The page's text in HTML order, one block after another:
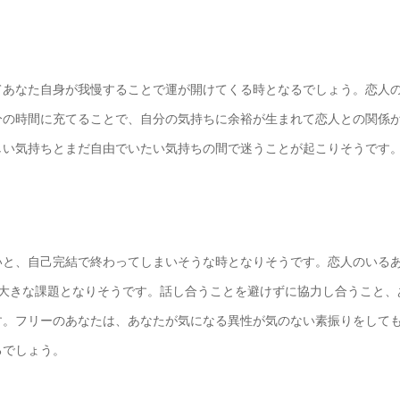
なた自身が我慢することで運が開けてくる時となるでしょう。恋人
時間に充てることで、自分の気持ちに余裕が生まれて恋人との関係
気持ちとまだ自由でいたい気持ちの間で迷うことが起こりそうです。
、自己完結で終わってしまいそうな時となりそうです。恋人のいる
な課題となりそうです。話し合うことを避けずに協力し合うこと、
フリーのあなたは、あなたが気になる異性が気のない素振りをしても
しょう。